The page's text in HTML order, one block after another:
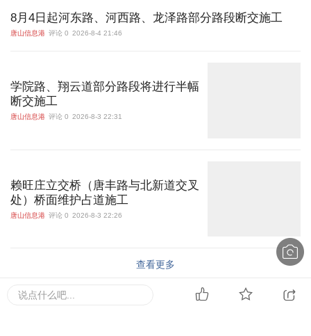
说点什么吧...
8月4日起河东路、河西路、龙泽路部分路段断交施工
唐山信息港 评论 0 2026-8-4 21:46
学院路、翔云道部分路段将进行半幅
断交施工
唐山信息港 评论 0 2026-8-3 22:31
赖旺庄立交桥（唐丰路与北新道交叉
处）桥面维护占道施工
唐山信息港 评论 0 2026-8-3 22:26
查看更多